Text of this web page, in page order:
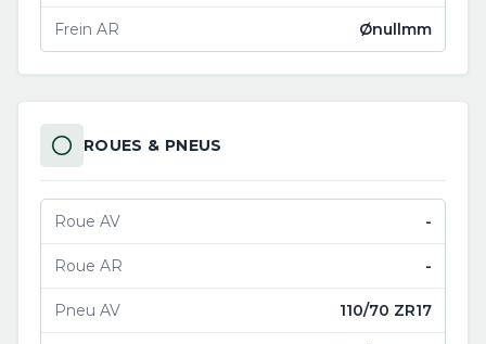
Frein AR Ønullmm
ROUES & PNEUS
Roue AV -
Roue AR -
Pneu AV 110/70 ZR17